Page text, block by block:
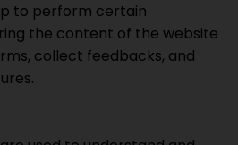
to perform certain
the content of the website
collect feedbacks, and